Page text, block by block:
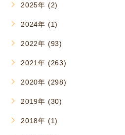
2025年 (2)
2024年 (1)
2022年 (93)
2021年 (263)
2020年 (298)
2019年 (30)
2018年 (1)